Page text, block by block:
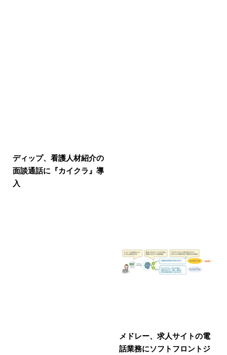
ディップ、看護人材紹介の
面談通話に『カイクラ』導
入
メドレー、求人サイトの電
話業務にソフトフロントジ